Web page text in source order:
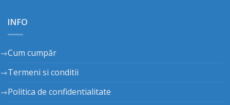
INFO
Cum cumpăr
Termeni si conditii
Politica de confidentialitate